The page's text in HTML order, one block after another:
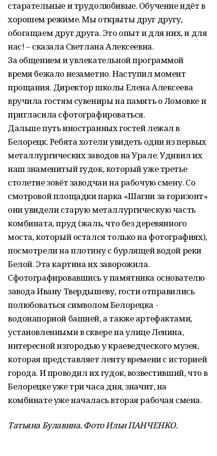
старательные и трудолюбивые. Обучение идёт в
хорошем режиме. Мы открыты друг другу,
обогащаем друг друга. Это опыт и для них, и для
нас! – сказала Светлана Алексеевна.
За общением и увлекательной программой
время бежало незаметно. Наступил момент
прощания. Директор школы Елена Алексеева
вручила гостям сувениры на память о Ломовке и
пригласила сфотографироваться.
Дальше путь иностранных гостей лежал в
Белорецк. Ребята хотели увидеть один из первых
металлургических заводов на Урале. Удивил их
наш знаменитый гудок, который уже третье
столетие зовёт заводчан на рабочую смену. Со
смотровой площадки парка «Шагни за горизонт»
они увидели старую металлургическую часть
комбината, пруд (жаль, что без деревянного
моста, который остался только на фотографиях),
посмотрели на плотину с бурлящей водой реки
Белой. Эта картина их заворожила.
Сфотографировавшись у памятника основателю
завода Ивану Твердышеву, гости отправились
полюбоваться символом Белорецка -
водонапорной башней, а также артефактами,
установленными в сквере на улице Ленина,
интересной изгородью у краеведческого музея,
которая представляет ленту времени с историей
города. И проводил их гудок, возвестивший, что в
Белорецке уже три часа дня, значит, на
комбинате уже началась вторая рабочая смена.
Татьяна Булавина. Фото Ильи ПАНЧЕНКО.